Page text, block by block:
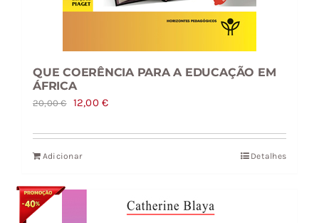
QUE COERÊNCIA PARA A EDUCAÇÃO EM
ÁFRICA
20,00€
O
original
era:
12,00€O
atual
Adicionar Detalhes